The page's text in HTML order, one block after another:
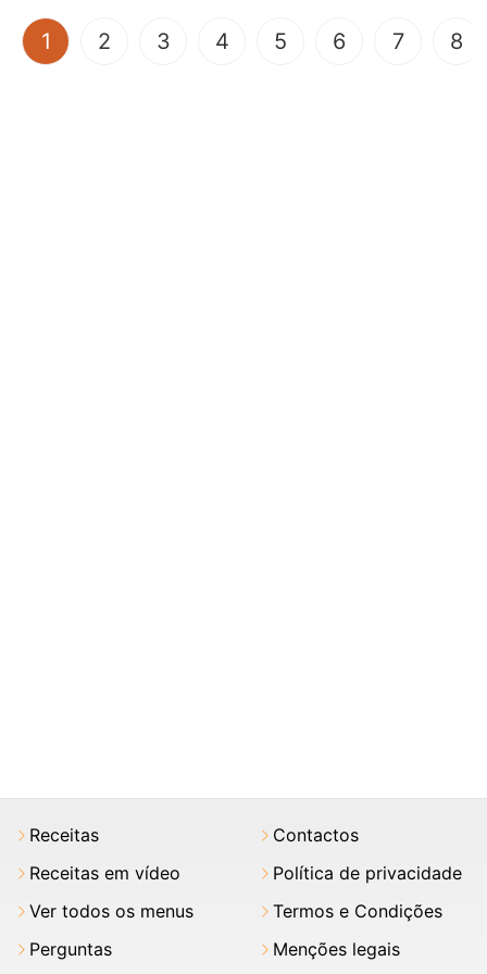
1 (current)
2 3 4 5 6 7 8
Receitas
Receitas em vídeo
Ver todos os menus
Perguntas
Contactos
Política de privacidade
Termos e Condições
Menções legais